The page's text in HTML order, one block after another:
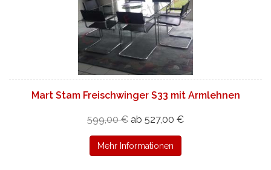
Mart Stam Freischwinger S33 mit Armlehnen
599,00 € ab 527,00 €
Mehr Informationen